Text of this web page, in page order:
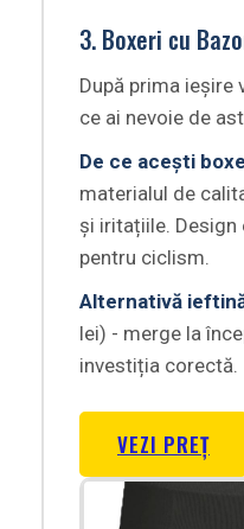
3. Boxeri cu
După prima ieșire
ce ai nevoie de
De ce acești
materialul de
și iritațiile.
pentru ciclism.
Alternativă
lei) - merge la
investiția corectă.
VEZI PREȚ